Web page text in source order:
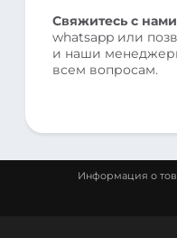
Свяжитесь с
whatsapp или
и наши
всем вопросам.
Информация о